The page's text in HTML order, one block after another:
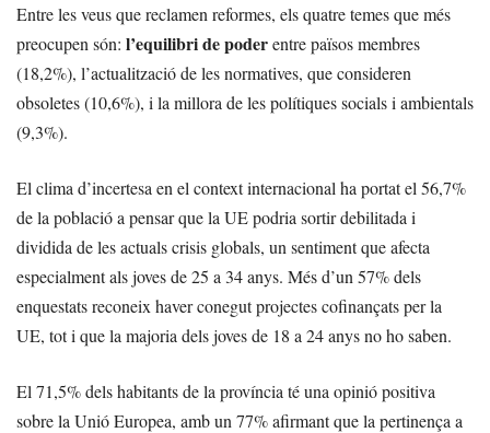
Entre les veus que reclamen reformes, els quatre temes que més
preocupen són: l’equilibri de poderentre països membres
(18,2%), l’actualització de les normatives, que consideren
obsoletes (10,6%), i la millora de les polítiques socials i ambientals
(9,3%).
El clima d’incertesa en el context internacional ha portat el 56,7%
de la població a pensar que la UE podria sortir debilitada i
dividida de les actuals crisis globals, un sentiment que afecta
especialment als joves de 25 a 34 anys. Més d’un 57% dels
enquestats reconeix haver conegut projectes cofinançats per la
UE, tot i que la majoria dels joves de 18 a 24 anys no ho saben.
El 71,5% dels habitants de la província té una opinió positiva
sobre la Unió Europea, amb un 77% afirmant que la pertinença a